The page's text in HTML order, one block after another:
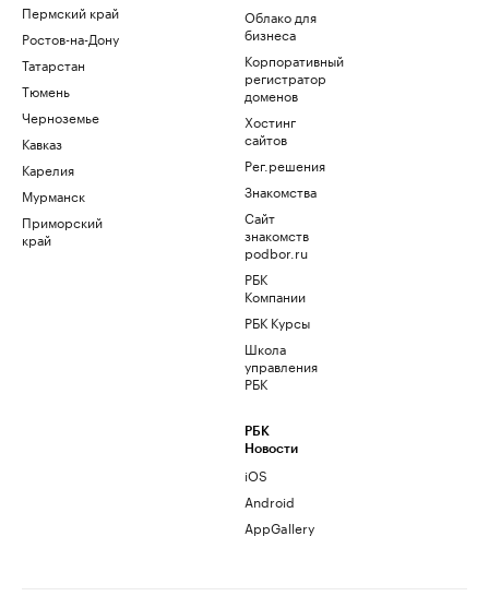
Пермский край
Ростов-на-Дону
Татарстан
Тюмень
Черноземье
Кавказ
Карелия
Мурманск
Приморский
край
Облако для
бизнеса
Корпоративный
регистратор
доменов
Хостинг
сайтов
Рег.решения
Знакомства
Сайт
знакомств
podbor.ru
РБК
Компании
РБК Курсы
Школа
управления
РБК
РБК
Новости
iOS
Android
AppGallery